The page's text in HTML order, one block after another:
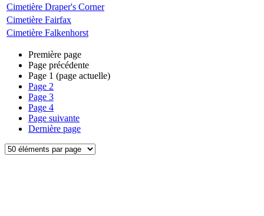
Cimetière Draper's Corner
Cimetière Fairfax
Cimetière Falkenhorst
Première page
Page précédente
Page 1 (page actuelle)
Page 2
Page 3
Page 4
Page suivante
Dernière page